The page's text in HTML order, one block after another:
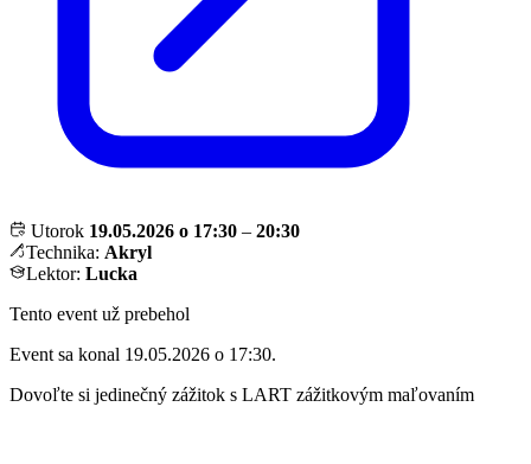
Utorok 19.05.2026 o 17:30 – 20:30
Technika: Akryl
Lektor: Lucka
Tento event už prebehol
Event sa konal 19.05.2026 o 17:30.
Dovoľte si jedinečný zážitok s LART zážitkovým maľovaním